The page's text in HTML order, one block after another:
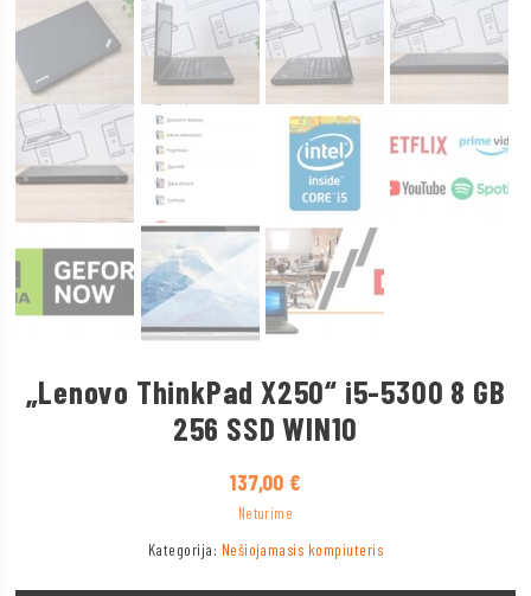
„Lenovo ThinkPad X250“ i5-5300 8 GB
256 SSD WIN10
137,00€
Neturime
Kategorija: Nešiojamasis kompiuteris